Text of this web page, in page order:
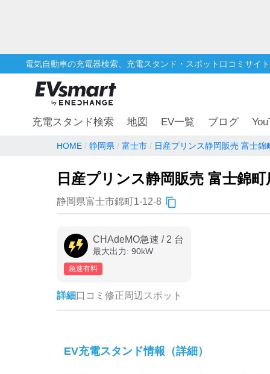
電気自動車の充電器検索、充電スタンド・スポット口コミサイト
充電スタンド検索 地図 EV一覧 ブログ
HOME 静岡県 富士市 日産プリンス静岡販売 富士錦
日産プリンス静岡販売 富士錦町
静岡県富士市錦町1-12-8
CHAdeMO急速 / 2 台
最大出力: 90kW
急速有料
詳細口コミ 修正周辺スポット
EV充電スタンド情報（詳細）